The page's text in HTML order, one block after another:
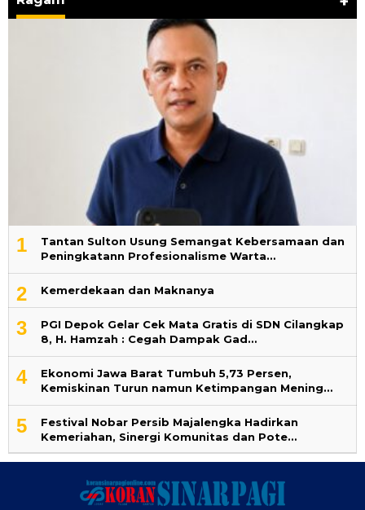
1
‎Tantan Sulton Usung Semangat Kebersamaan dan
Peningkatann Profesionalisme Warta…
2 Kemerdekaan dan Maknanya
3
PGI Depok Gelar Cek Mata Gratis di SDN Cilangkap
8, H. Hamzah : Cegah Dampak Gad…
4
Ekonomi Jawa Barat Tumbuh 5,73 Persen,
Kemiskinan Turun namun Ketimpangan Mening…
5
Festival Nobar Persib Majalengka Hadirkan
Kemeriahan, Sinergi Komunitas dan Pote…